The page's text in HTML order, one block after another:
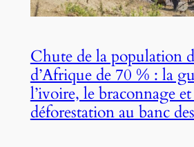
Chute de la population
d’Afrique de 70 % : la
l’ivoire, le braconnage
déforestation au banc